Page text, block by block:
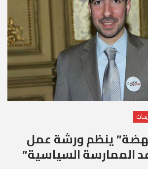
ينظم ورشة عمل
الممارسة السياسية”